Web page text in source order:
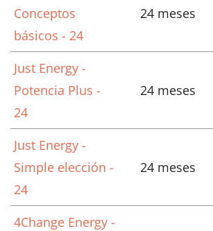
Conceptos
básicos - 24
24 meses
Just Energy -
Potencia Plus -
24
24 meses
Just Energy -
Simple elección -
24
24 meses
4Change Energy -